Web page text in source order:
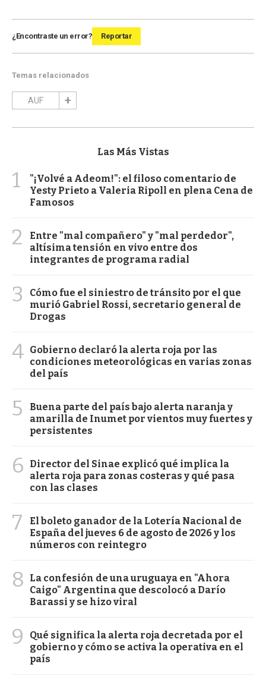
¿Encontraste un error? Reportar
Temas relacionados
AUF
Las Más Vistas
1
"¡Volvé a Adeom!": el filoso comentario de
Yesty Prieto a Valeria Ripoll en plena Cena de
Famosos
2
Entre "mal compañero" y "mal perdedor",
altísima tensión en vivo entre dos
integrantes de programa radial
3
Cómo fue el siniestro de tránsito por el que
murió Gabriel Rossi, secretario general de
Drogas
4 Gobierno declaró la alerta roja por las
condiciones meteorológicas en varias zonas
del país
5
Buena parte del país bajo alerta naranja y
amarilla de Inumet por vientos muy fuertes y
persistentes
6
Director del Sinae explicó qué implica la
alerta roja para zonas costeras y qué pasa
con las clases
7
El boleto ganador de la Lotería Nacional de
España del jueves 6 de agosto de 2026 y los
números con reintegro
8
La confesión de una uruguaya en "Ahora
Caigo" Argentina que descolocó a Darío
Barassi y se hizo viral
9
Qué significa la alerta roja decretada por el
gobierno y cómo se activa la operativa en el
país